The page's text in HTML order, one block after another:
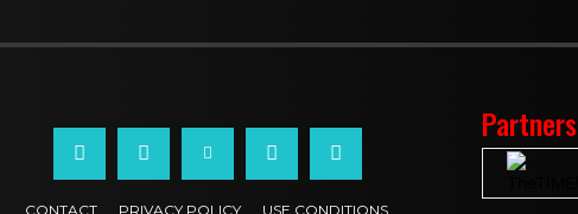
CONTACT PRIVACY POLICY USE CONDITIONS
Partners